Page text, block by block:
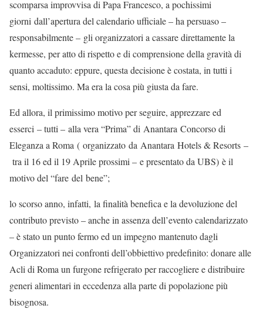
scomparsa improvvisa di Papa Francesco, a pochissimi
giorni dall’apertura del calendario ufficiale – ha persuaso –
responsabilmente – gli organizzatori a cassare direttamente la
kermesse, per atto di rispetto e di comprensione della gravità di
quanto accaduto: eppure, questa decisione è costata, in tutti i
sensi, moltissimo. Ma era la cosa più giusta da fare.
Ed allora, il primissimo motivo per seguire, apprezzare ed
esserci – tutti – alla vera “Prima” di Anantara Concorso di
Eleganza a Roma ( organizzato da Anantara Hotels & Resorts –
tra il 16 ed il 19 Aprile prossimi – e presentato da UBS) è il
motivo del “fare del bene”;
lo scorso anno, infatti, la finalità benefica e la devoluzione del
contributo previsto – anche in assenza dell’evento calendarizzato
– è stato un punto fermo ed un impegno mantenuto dagli
Organizzatori nei confronti dell’obbiettivo predefinito: donare alle
Acli di Roma un furgone refrigerato per raccogliere e distribuire
generi alimentari in eccedenza alla parte di popolazione più
bisognosa.